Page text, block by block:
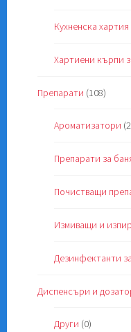
Кухненска хартия
Хартиени кърпи
Препарати (108)
Ароматизатори
Препарати за
Почистващи
Измиващи и
Дезинфектанти
Диспенсъри и
Други (0)